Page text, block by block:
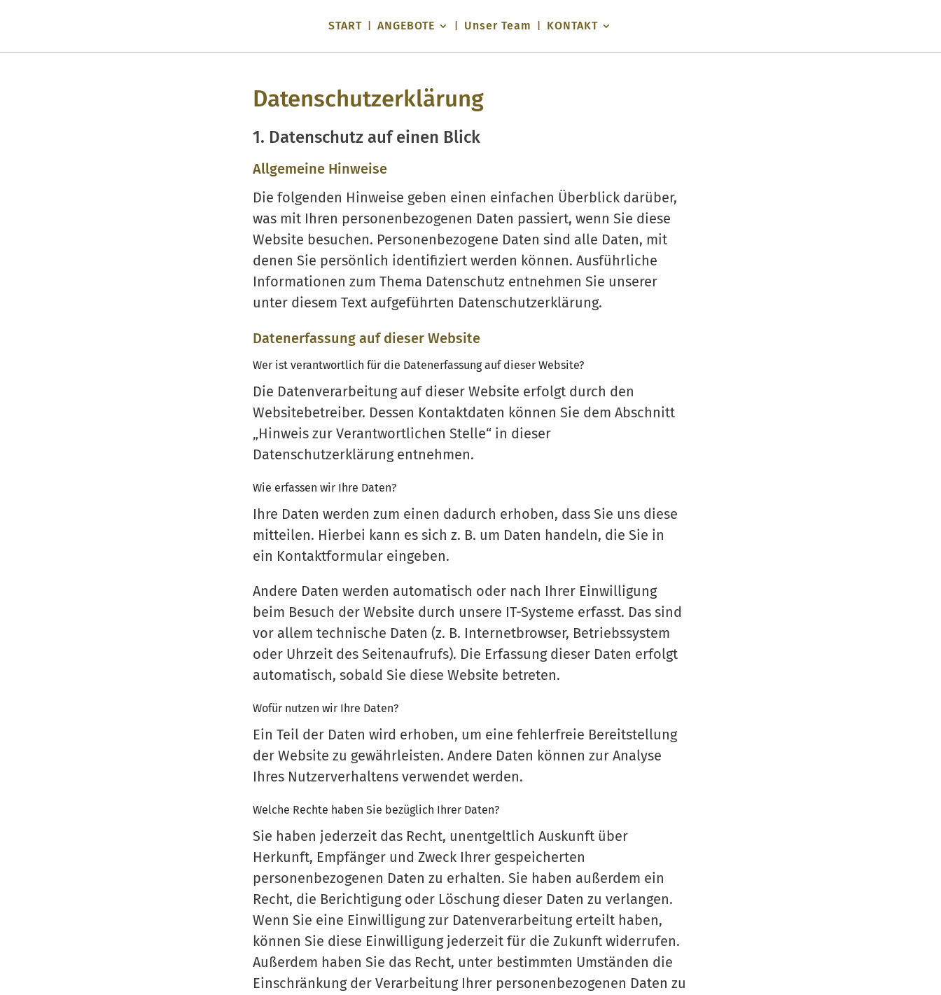
START ANGEBOTE Unser Team KONTAKT
Datenschutz­erklärung
1. Datenschutz auf einen Blick
Allgemeine Hinweise
Die folgenden Hinweise geben einen einfachen Überblick darüber,
was mit Ihren personenbezogenen Daten passiert, wenn Sie diese
Website besuchen. Personenbezogene Daten sind alle Daten, mit
denen Sie persönlich identifiziert werden können. Ausführliche
Informationen zum Thema Datenschutz entnehmen Sie unserer
unter diesem Text aufgeführten Datenschutzerklärung.
Datenerfassung auf dieser Website
Wer ist verantwortlich für die Datenerfassung auf dieser Website?
Die Datenverarbeitung auf dieser Website erfolgt durch den
Websitebetreiber. Dessen Kontaktdaten können Sie dem Abschnitt
„Hinweis zur Verantwortlichen Stelle“ in dieser
Datenschutzerklärung entnehmen.
Wie erfassen wir Ihre Daten?
Ihre Daten werden zum einen dadurch erhoben, dass Sie uns diese
mitteilen. Hierbei kann es sich z. B. um Daten handeln, die Sie in
ein Kontaktformular eingeben.
Andere Daten werden automatisch oder nach Ihrer Einwilligung
beim Besuch der Website durch unsere IT-Systeme erfasst. Das sind
vor allem technische Daten (z. B. Internetbrowser, Betriebssystem
oder Uhrzeit des Seitenaufrufs). Die Erfassung dieser Daten erfolgt
automatisch, sobald Sie diese Website betreten.
Wofür nutzen wir Ihre Daten?
Ein Teil der Daten wird erhoben, um eine fehlerfreie Bereitstellung
der Website zu gewährleisten. Andere Daten können zur Analyse
Ihres Nutzerverhaltens verwendet werden.
Welche Rechte haben Sie bezüglich Ihrer Daten?
Sie haben jederzeit das Recht, unentgeltlich Auskunft über
Herkunft, Empfänger und Zweck Ihrer gespeicherten
personenbezogenen Daten zu erhalten. Sie haben außerdem ein
Recht, die Berichtigung oder Löschung dieser Daten zu verlangen.
Wenn Sie eine Einwilligung zur Datenverarbeitung erteilt haben,
können Sie diese Einwilligung jederzeit für die Zukunft widerrufen.
Außerdem haben Sie das Recht, unter bestimmten Umständen die
Einschränkung der Verarbeitung Ihrer personenbezogenen Daten zu